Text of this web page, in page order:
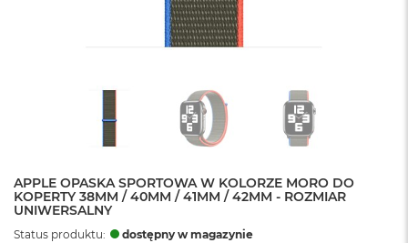
APPLE OPASKA SPORTOWA W KOLORZE MORO DO
KOPERTY 38MM / 40MM / 41MM / 42MM - ROZMIAR
UNIWERSALNY
Status produktu:
dostępny w magazynie